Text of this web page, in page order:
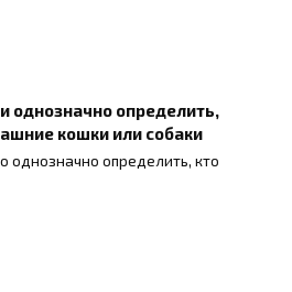
однозначно определить,
кошки или собаки
однозначно определить, кто